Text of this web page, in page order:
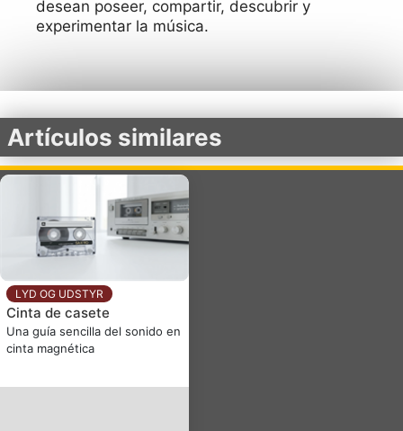
desean poseer, compartir, descubrir y
experimentar la música.
Artículos similares
LYD OG UDSTYR
Cinta de casete
Una guía sencilla del sonido en
cinta magnética